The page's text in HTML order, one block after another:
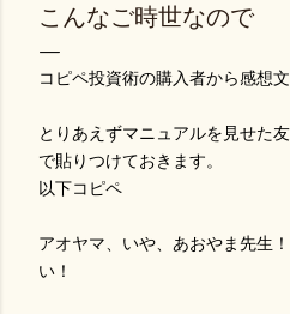
こんなご時世なので
コピペ投資術の購入者から感想
とりあえずマニュアルを見せた
で貼りつけておきます。
以下コピペ
アオヤマ、いや、あおやま先生
い！